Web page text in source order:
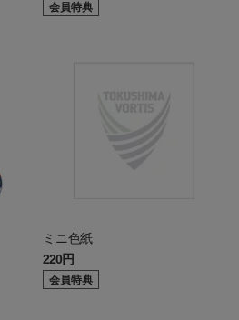
会員特典
ミニ色紙
220円
会員特典